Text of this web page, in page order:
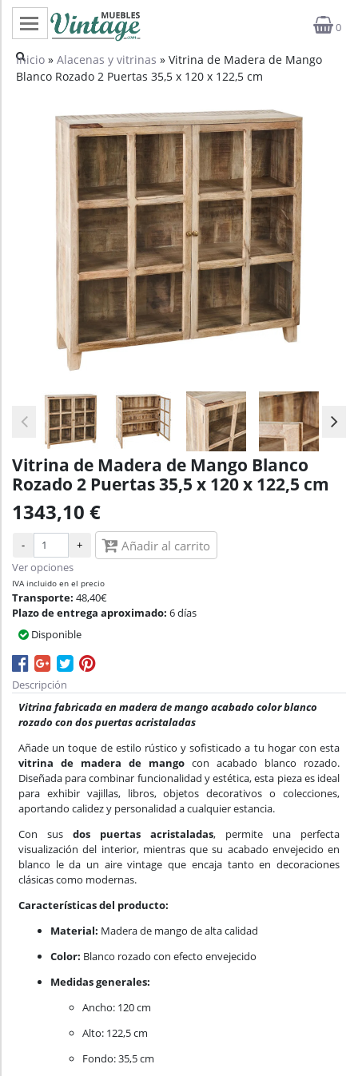
0
Categorías
Outlet
Proyectos
Profesionales
Contacto
Inicio » Alacenas y vitrinas » Vitrina de Madera de Mango
Blanco Rozado 2 Puertas 35,5 x 120 x 122,5 cm
Vitrina de Madera de Mango Blanco
Rozado 2 Puertas 35,5 x 120 x 122,5 cm
1343,10 €
- + Añadir al carrito
Ver opciones
IVA incluido en el precio
Transporte: 48,40€
Plazo de entrega aproximado: 6 días
Disponible
Descripción
Vitrina fabricada en madera de mango acabado color blanco
rozado con dos puertas acristaladas
Añade un toque de estilo rústico y sofisticado a tu hogar con esta
vitrina de madera de mango con acabado blanco rozado.
Diseñada para combinar funcionalidad y estética, esta pieza es ideal
para exhibir vajillas, libros, objetos decorativos o colecciones,
aportando calidez y personalidad a cualquier estancia.
Con sus dos puertas acristaladas, permite una perfecta
visualización del interior, mientras que su acabado envejecido en
blanco le da un aire vintage que encaja tanto en decoraciones
clásicas como modernas.
Características del producto:
Material: Madera de mango de alta calidad
Color: Blanco rozado con efecto envejecido
Medidas generales:
Ancho: 120 cm
Alto: 122,5 cm
Fondo: 35,5 cm